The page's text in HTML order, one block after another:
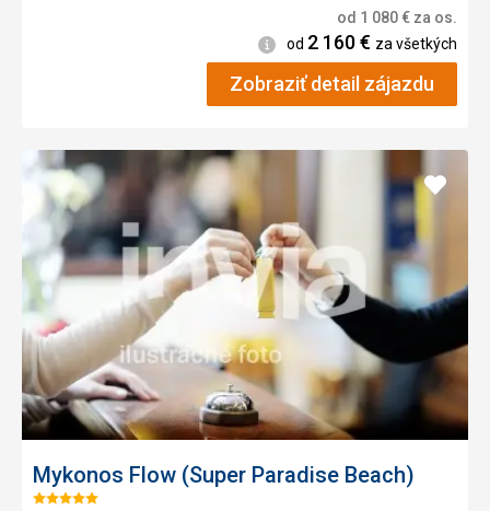
od 1 080€ za os.
Informácie
od 2 160€ za všetkých
Zobraziť detail zájazdu
Mykonos Flow (Super Paradise Beach)
Hodnotenie:
Pridať